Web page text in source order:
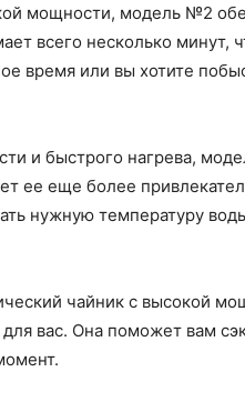
мощности, модель №2
всего несколько минут,
время или вы хотите
и быстрого нагрева,
ее еще более
нужную температуру
чайник с высокой
вас. Она поможет вам